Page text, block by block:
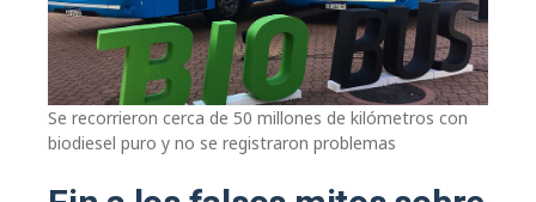
Se recorrieron cerca de 50 millones de kilómetros con
biodiesel puro y no se registraron problemas